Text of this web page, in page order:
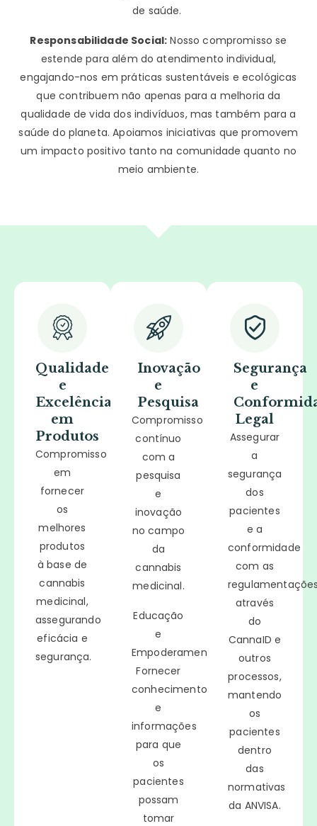
de saúde.
Responsabilidade Social: Nosso compromisso se
estende para além do atendimento individual,
engajando-nos em práticas sustentáveis e ecológicas
que contribuem não apenas para a melhoria da
qualidade de vida dos indivíduos, mas também para a
saúde do planeta. Apoiamos iniciativas que promovem
um impacto positivo tanto na comunidade quanto no
meio ambiente.
Qualidade
e
Excelência
em
Produtos
Compromisso
em
fornecer
os
melhores
produtos
à base de
cannabis
medicinal,
assegurando
eficácia e
segurança.
Inovação
e
Pesquisa
Compromisso
contínuo
com a
pesquisa
e
inovação
no campo
da
cannabis
medicinal.
Educação
e
Empoderamento:
Fornecer
conhecimento
e
informações
para que
os
pacientes
possam
tomar
Segurança
e
Legal
Assegurar
a
segurança
dos
pacientes
e a
conformidade
com as
através
do
CannaID e
outros
processos,
mantendo
os
pacientes
dentro
das
normativas
da ANVISA.